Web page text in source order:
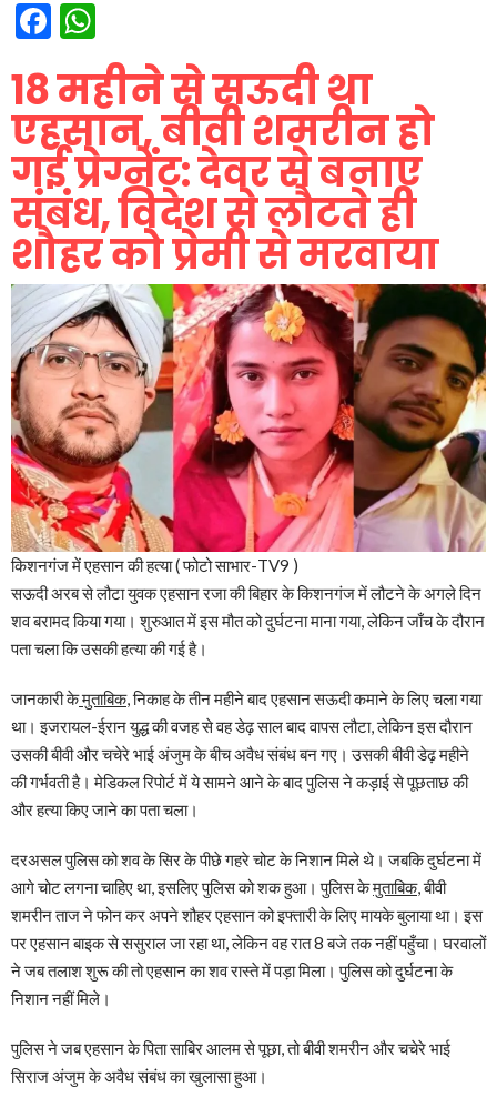
Facebook
18 महीने से सऊदी था
एहसान, बीवी शमरीन हो
गई प्रेग्नेंट: देवर से बनाए
संबंध, विदेश से लौटते ही
शौहर को प्रेमी से मरवाया
किशनगंज में एहसान की हत्या ( फोटो साभार-TV9 )
सऊदी अरब से लौटा युवक एहसान रजा की बिहार के किशनगंज में लौटने के अगले दिन
शव बरामद किया गया। शुरुआत में इस मौत को दुर्घटना माना गया, लेकिन जाँच के दौरान
पता चला कि उसकी हत्या की गई है।
जानकारी केमुताबिक, निकाह के तीन महीने बाद एहसान सऊदी कमाने के लिए चला गया
था। इजरायल-ईरान युद्ध की वजह से वह डेढ़ साल बाद वापस लौटा, लेकिन इस दौरान
उसकी बीवी और चचेरे भाई अंजुम के बीच अवैध संबंध बन गए। उसकी बीवी डेढ़ महीने
की गर्भवती है। मेडिकल रिपोर्ट में ये सामने आने के बाद पुलिस ने कड़ाई से पूछताछ की
और हत्या किए जाने का पता चला।
दरअसल पुलिस को शव के सिर के पीछे गहरे चोट के निशान मिले थे। जबकि दुर्घटना में
आगे चोट लगना चाहिए था, इसलिए पुलिस को शक हुआ। पुलिस केमुताबिक, बीवी
शमरीन ताज ने फोन कर अपने शौहर एहसान को इफ्तारी के लिए मायके बुलाया था। इस
पर एहसान बाइक से ससुराल जा रहा था, लेकिन वह रात 8 बजे तक नहीं पहुँचा। घरवालों
ने जब तलाश शुरू की तो एहसान का शव रास्ते में पड़ा मिला। पुलिस को दुर्घटना के
निशान नहीं मिले।
पुलिस ने जब एहसान के पिता साबिर आलम से पूछा, तो बीवी शमरीन और चचेरे भाई
सिराज अंजुम के अवैध संबंध का खुलासा हुआ।